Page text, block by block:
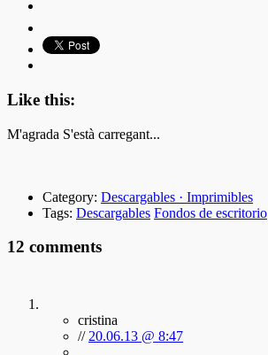
Like this:
M'agrada S'està carregant...
Category: Descargables · Imprimibles
Tags: Descargables Fondos de escritorio
12 comments
cristina
// 20.06.13 @ 8:47